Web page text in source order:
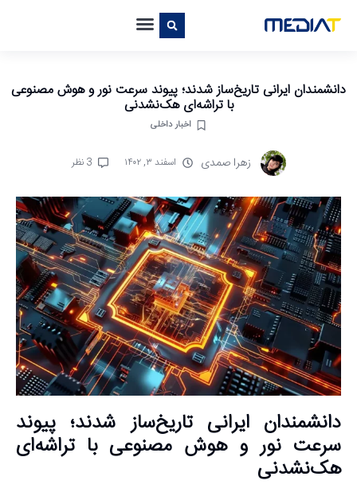
دانشمندان ایرانی تاریخ‌ساز شدند؛ پیوند سرعت نور و هوش مصنوعی
با تراشه‌ای هک‌نشدنی
اخبار داخلی
زهرا صمدی اسفند ۳, ۱۴۰۲ 3 نظر
دانشمندان ایرانی تاریخ‌ساز شدند؛ پیوند
سرعت نور و هوش مصنوعی با تراشه‌ای
هک‌نشدنی